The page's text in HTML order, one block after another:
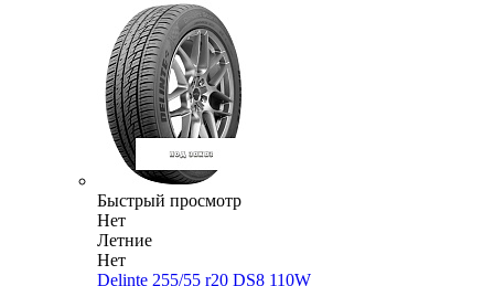
Быстрый просмотр
Нет
Летние
Нет
Delinte 255/55 r20 DS8 110W